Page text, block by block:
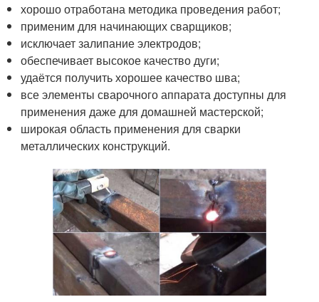
хорошо отработана методика проведения работ;
применим для начинающих сварщиков;
исключает залипание электродов;
обеспечивает высокое качество дуги;
удаётся получить хорошее качество шва;
все элементы сварочного аппарата доступны для
применения даже для домашней мастерской;
широкая область применения для сварки
металлических конструкций.